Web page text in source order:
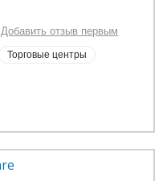
Добавить отзыв первым
Торговые центры